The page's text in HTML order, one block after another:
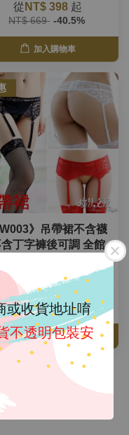
或收貨地址唷
不透明包裝安
從 NT$ 398 起
NT$ 669 -40.5%
加入購物車
W003》吊帶裙不含襪
丁字褲後可調 全館
法戀人
NT$ 149
NT$ 198 -24.7%
加入購物車